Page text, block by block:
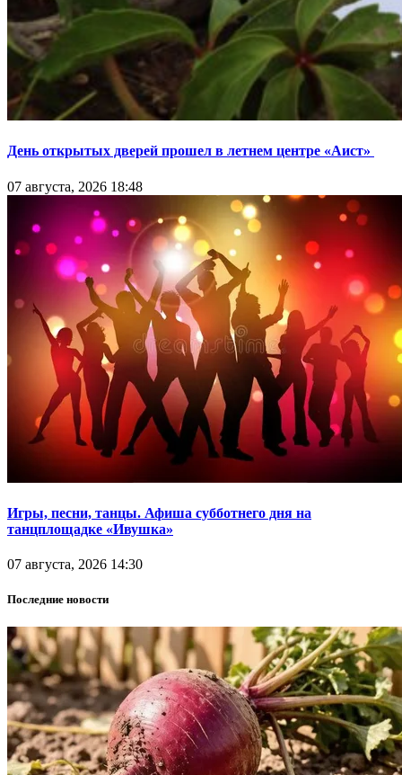
День открытых дверей прошел в летнем центре «Аист»
07 августа, 2026 18:48
Игры, песни, танцы. Афиша субботнего дня на
танцплощадке «Ивушка»
07 августа, 2026 14:30
Последние новости